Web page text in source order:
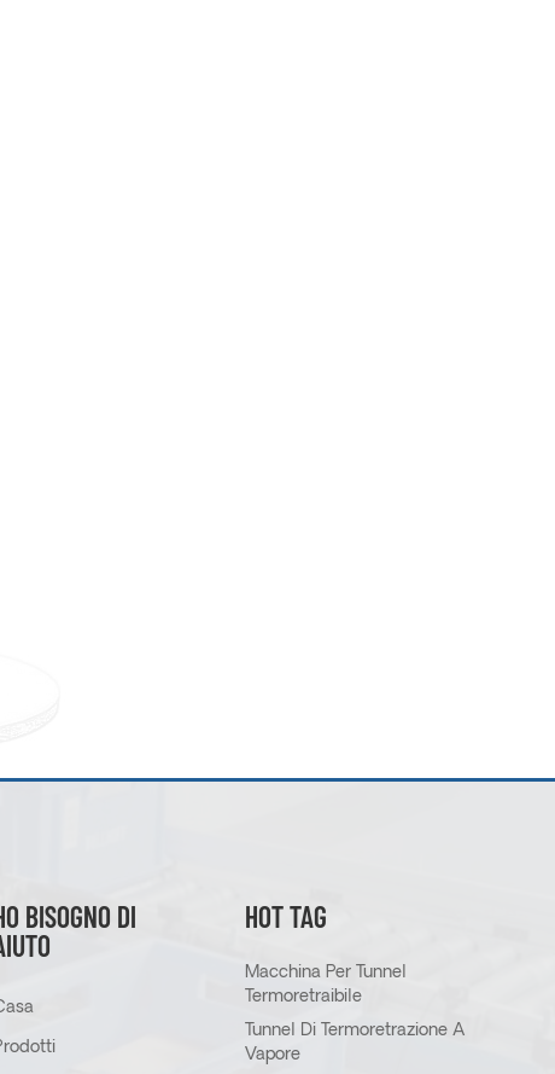
BISOGNO DI
HOT TAG
Macchina Per Tunnel
Termoretraibile
Tunnel Di Termoretrazione A
Vapore